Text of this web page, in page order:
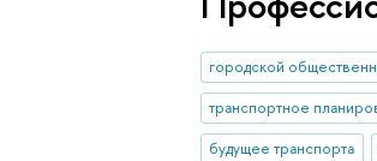
городской
транспортное
будущее транспорта